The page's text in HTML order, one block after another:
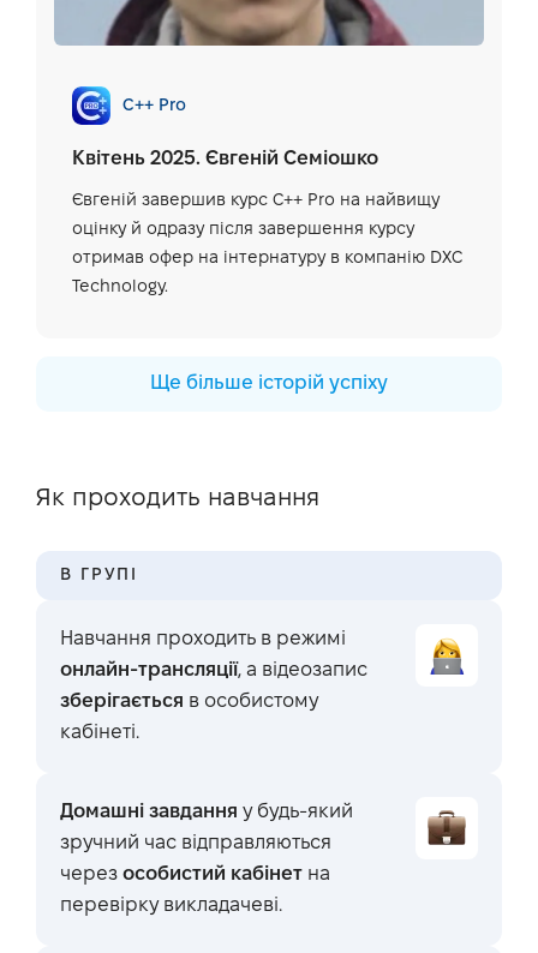
C++ Pro
Квітень 2025. Євгеній Семіошко
Євгеній завершив курс С++ Pro на найвищу
оцінку й одразу після завершення курсу
отримав офер на інтернатуру в компанію DXC
Technology.
Ще більше історій успіху
Як проходить навчання
В ГРУПІ
Навчання проходить в режимі
онлайн-трансляції, а відеозапис
зберігається в особистому
кабінеті.
Домашні завдання у будь-який
зручний час відправляються
через особистий кабінет на
перевірку викладачеві.